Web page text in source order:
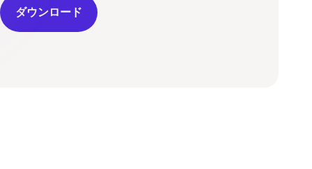
ダウンロード